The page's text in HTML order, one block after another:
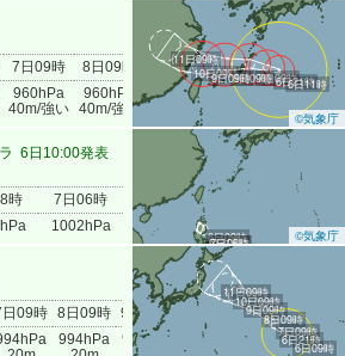
7日09時 8日09時 9日09時 10日09時 11日09
960hPa
40m/強い
960hPa
40m/強い
960hPa
35m/強い
980hPa
23m
18m
6日11時
6日21時
7日09時
8日09時
9日09時
10日09時
11日09時
©気象庁
6日10:00発表
時
7日06時
1002hPa
6日09時
6日18時
7日06時 ©気象庁
09時 8日09時 9日09時 10日09時
11日09時
994hPa
994hPa
994hPa
994hPa
6日09時
6日21時
7日09時
8日09時
9日09時
10日09時
11日09時